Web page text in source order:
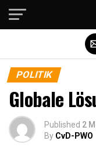
POLITIK
Globale
Published 2
By CvD-PWO
Die